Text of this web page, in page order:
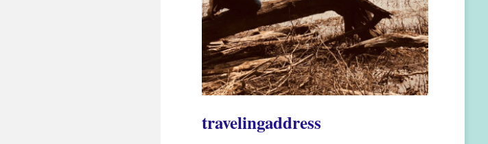
travelingaddress